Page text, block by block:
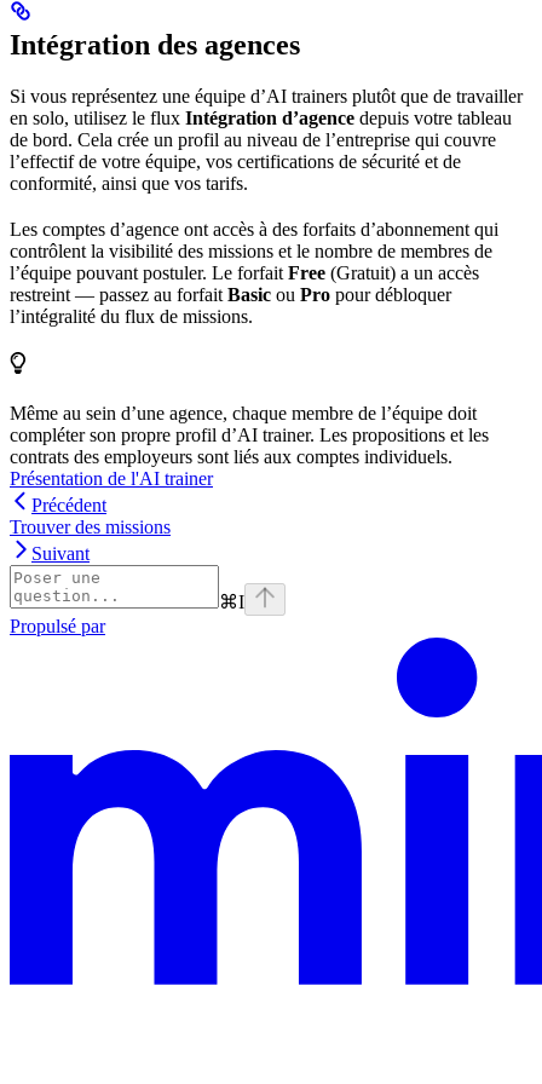
Intégration des agences
Si vous représentez une équipe d’AI trainers plutôt que de travailler
en solo, utilisez le flux Intégration d’agence depuis votre tableau
de bord. Cela crée un profil au niveau de l’entreprise qui couvre
l’effectif de votre équipe, vos certifications de sécurité et de
conformité, ainsi que vos tarifs.
Les comptes d’agence ont accès à des forfaits d’abonnement qui
contrôlent la visibilité des missions et le nombre de membres de
l’équipe pouvant postuler. Le forfait Free (Gratuit) a un accès
restreint — passez au forfait Basic ou Pro pour débloquer
l’intégralité du flux de missions.
Même au sein d’une agence, chaque membre de l’équipe doit
compléter son propre profil d’AI trainer. Les propositions et les
contrats des employeurs sont liés aux comptes individuels.
Présentation de l'AI trainer
Précédent
Trouver des missions
Suivant
⌘I
Propulsé par